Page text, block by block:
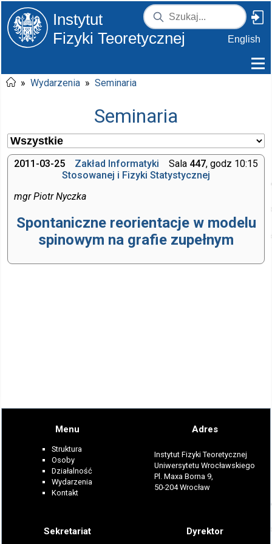
Instytut
Fizyki Teoretycznej
English
» Wydarzenia » Seminaria
Seminaria
2011-03-25 Sala 447, godz 10:15
Zakład Informatyki
Stosowanej i Fizyki Statystycznej
mgr Piotr Nyczka
Spontaniczne reorientacje w modelu
spinowym na grafie zupełnym
Menu
Struktura
Osoby
Działalność
Wydarzenia
Kontakt
Adres
Instytut Fizyki Teoretycznej
Uniwersytetu Wrocławskiego
Pl. Maxa Borna 9,
50-204 Wrocław
Sekretariat Dyrektor